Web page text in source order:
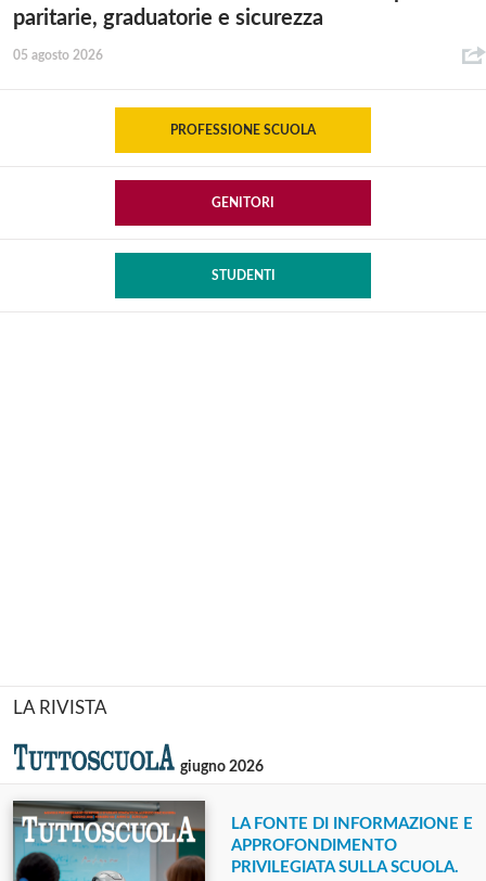
paritarie, graduatorie e sicurezza
05 agosto 2026
PROFESSIONE SCUOLA
GENITORI
STUDENTI
LA RIVISTA
giugno 2026
LA FONTE DI INFORMAZIONE E
APPROFONDIMENTO
PRIVILEGIATA SULLA SCUOLA.